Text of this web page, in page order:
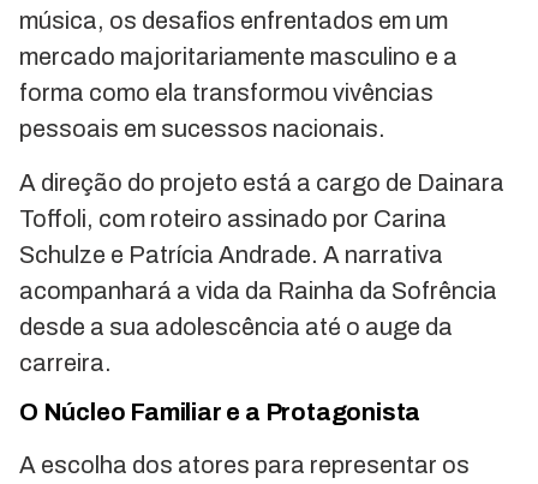
música, os desafios enfrentados em um
mercado majoritariamente masculino e a
forma como ela transformou vivências
pessoais em sucessos nacionais.
A direção do projeto está a cargo de Dainara
Toffoli, com roteiro assinado por Carina
Schulze e Patrícia Andrade. A narrativa
acompanhará a vida da Rainha da Sofrência
desde a sua adolescência até o auge da
carreira.
O Núcleo Familiar e a Protagonista
A escolha dos atores para representar os